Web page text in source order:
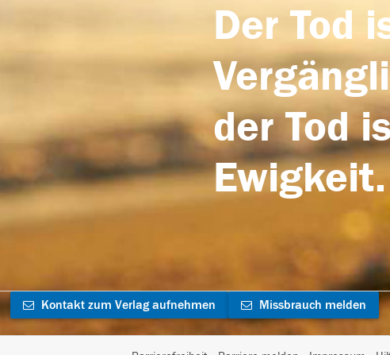
Der Tod
der Tod
Ewigkeit.
Kontakt zum Verlag aufnehmen Missbrauch melden